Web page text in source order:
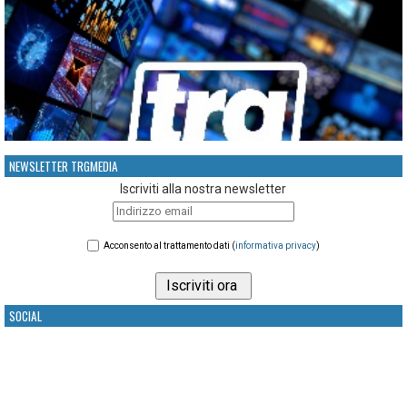
NEWSLETTER TRGMEDIA
Iscriviti alla nostra newsletter
Acconsento al trattamento dati (informativa privacy)
SOCIAL